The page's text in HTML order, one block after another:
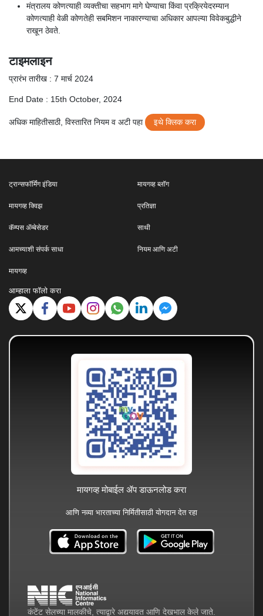
मंत्रालय कोणत्याही व्यक्तीचा सहभाग मागे घेण्याचा किंवा प्रक्रियेदरम्यान
कोणत्याही वेळी कोणतेही सबमिशन नाकारण्याचा अधिकार आपल्या विवेकबुद्धीने
राखून ठेवते.
टाइमलाइन
प्रारंभ तारीख : 7 मार्च 2024
End Date : 15th October, 2024
अधिक माहितीसाठी, विस्तारित नियम व अटी पहा इथे क्लिक करा
ट्रान्सफॉर्मिंग इंडिया मायगव्ह ब्लॉग
मायगव्ह क्विझ प्रतिज्ञा
कॅम्पस ॲम्बेसेडर साथी
आमच्याशी संपर्क साधा नियम आणि अटी
मायगव्ह
आम्हाला फॉलो करा
कंटेंट सेलच्या मालकीचे, त्याद्वारे अद्ययावत आणि देखभाल केले जाते.
मायगव्ह मोबाईल ॲप डाऊनलोड करा
आणि नव्या भारताच्या निर्मितीसाठी योगदान देत रहा